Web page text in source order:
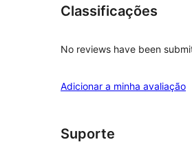
Classificações
No reviews have been
Adicionar a minha avaliação
Suporte